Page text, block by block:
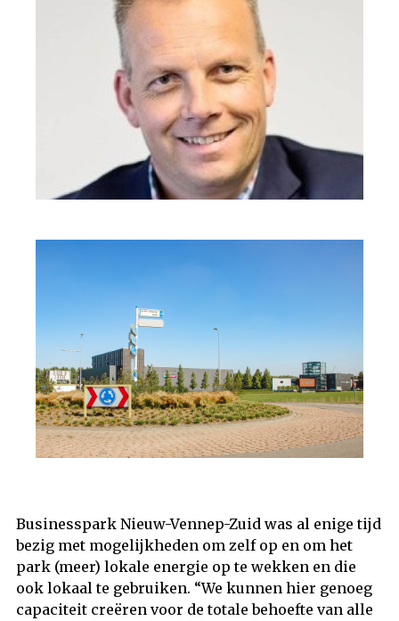
Businesspark Nieuw-Vennep-Zuid was al enige tijd
bezig met mogelijkheden om zelf op en om het
park (meer) lokale energie op te wekken en die
ook lokaal te gebruiken. “We kunnen hier genoeg
capaciteit creëren voor de totale behoefte van alle